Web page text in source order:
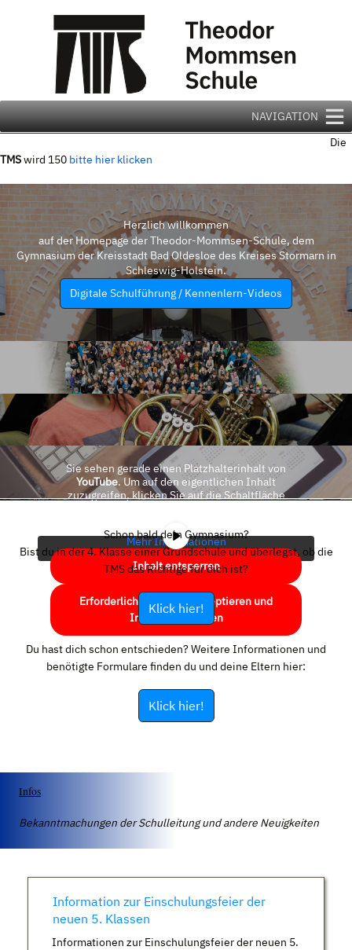
NAVIGATION
Die
TMSwird 150 bitte hier klicken
Herzlich willkommen
auf der Homepage der Theodor-Mommsen-Schule, dem
Gymnasium der Kreisstadt Bad Oldesloe des Kreises Stormarn in
Schleswig-Holstein.
Digitale Schulführung / Kennenlern-Videos
Sie sehen gerade einen Platzhalterinhalt von
YouTube. Um auf den eigentlichen Inhalt
zuzugreifen, klicken Sie auf die Schaltfläche
Mehr Informationen
Inhalt entsperren
Erforderlichen Service akzeptieren und
Inhalte entsperren
Schon bald dein Gymnasium?
Bist du in der 4. Klasse einer Grundschule und überlegst, ob die
TMS das Richtige für dich ist?
Klick hier!
Du hast dich schon entschieden? Weitere Informationen und
benötigte Formulare finden du und deine Eltern hier:
Klick hier!
Infos
Bekanntmachungen der Schulleitung und andere Neuigkeiten
Information zur Einschulungsfeier der
neuen 5. Klassen
Informationen zur Einschulungsfeier der neuen 5.